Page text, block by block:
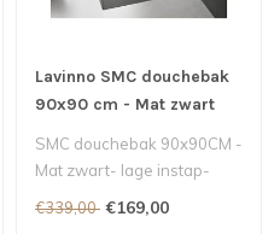
Lavinno SMC douchebak
90x90 cm - Mat zwart
SMC douchebak 90x90CM -
Mat zwart- lage instap-
€339,00 €169,00